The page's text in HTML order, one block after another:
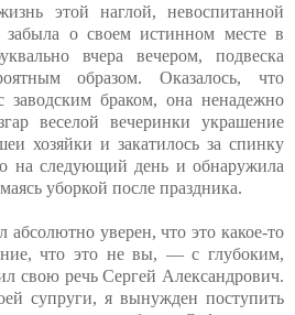
этой наглой, невоспитанной
забыла о своем истинном месте в
вчера вечером, подвеска
образом. Оказалось, что
заводским браком, она ненадежно
веселой вечеринки украшение
хозяйки и закатилось за спинку
на следующий день и обнаружила
уборкой после праздника.
уверен, что это какое-то
что это не вы, — с глубоким,
свою речь Сергей Александрович.
супруги, я вынужден поступить